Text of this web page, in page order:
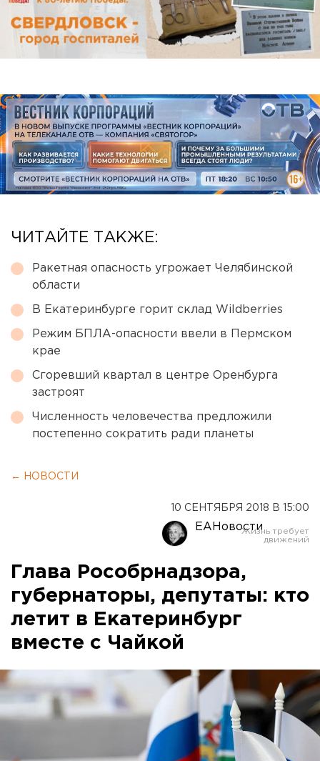
ЧИТАЙТЕ ТАКЖЕ:
Ракетная опасность угрожает Челябинской
области
В Екатеринбурге горит склад Wildberries
Режим БПЛА-опасности ввели в Пермском
крае
Сгоревший квартал в центре Оренбурга
застроят
Численность человечества предложили
постепенно сократить ради планеты
← НОВОСТИ
10 СЕНТЯБРЯ 2018 В 15:00
ЕАНовости
Глава Рособрнадзора,
губернаторы, депутаты: кто
летит в Екатеринбург
вместе с Чайкой